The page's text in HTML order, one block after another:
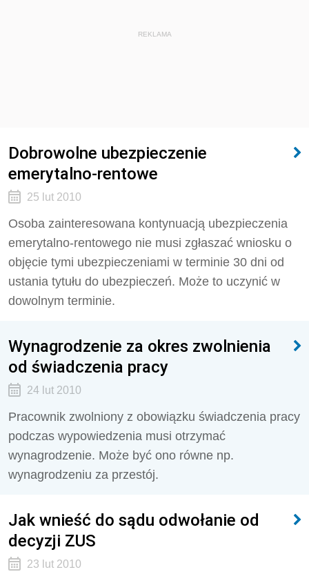
REKLAMA
Dobrowolne ubezpieczenie
emerytalno-rentowe
25 lut 2010
Osoba zainteresowana kontynuacją ubezpieczenia
emerytalno-rentowego nie musi zgłaszać wniosku o
objęcie tymi ubezpieczeniami w terminie 30 dni od
ustania tytułu do ubezpieczeń. Może to uczynić w
dowolnym terminie.
Wynagrodzenie za okres zwolnienia
od świadczenia pracy
24 lut 2010
Pracownik zwolniony z obowiązku świadczenia pracy
podczas wypowiedzenia musi otrzymać
wynagrodzenie. Może być ono równe np.
wynagrodzeniu za przestój.
Jak wnieść do sądu odwołanie od
decyzji ZUS
23 lut 2010